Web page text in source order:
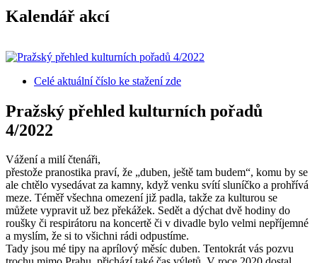
Kalendář akcí
Celé aktuální číslo ke stažení zde
Pražský přehled kulturních pořadů
4/2022
Vážení a milí čtenáři,
přestože pranostika praví, že „duben, ještě tam budem“, komu by se
ale chtělo vysedávat za kamny, když venku svítí sluníčko a prohřívá
meze. Téměř všechna omezení již padla, takže za kulturou se
můžete vypravit už bez překážek. Sedět a dýchat dvě hodiny do
roušky či respirátoru na koncertě či v divadle bylo velmi nepříjemné
a myslím, že si to všichni rádi odpustíme.
Tady jsou mé tipy na aprílový měsíc duben. Tentokrát vás pozvu